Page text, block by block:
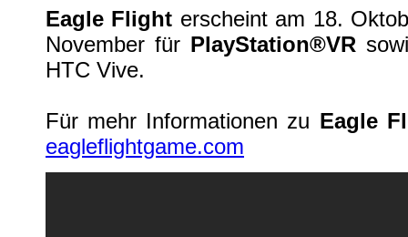
Eagle Flight erscheint am 18.
November für PlayStation®VR
HTC Vive.
Für mehr Informationen zu Eagle
eagleflightgame.com